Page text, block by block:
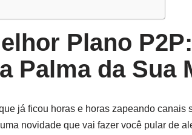
Plano
Palma da Sua
já ficou horas e horas zapeando canais
novidade que vai fazer você pular de